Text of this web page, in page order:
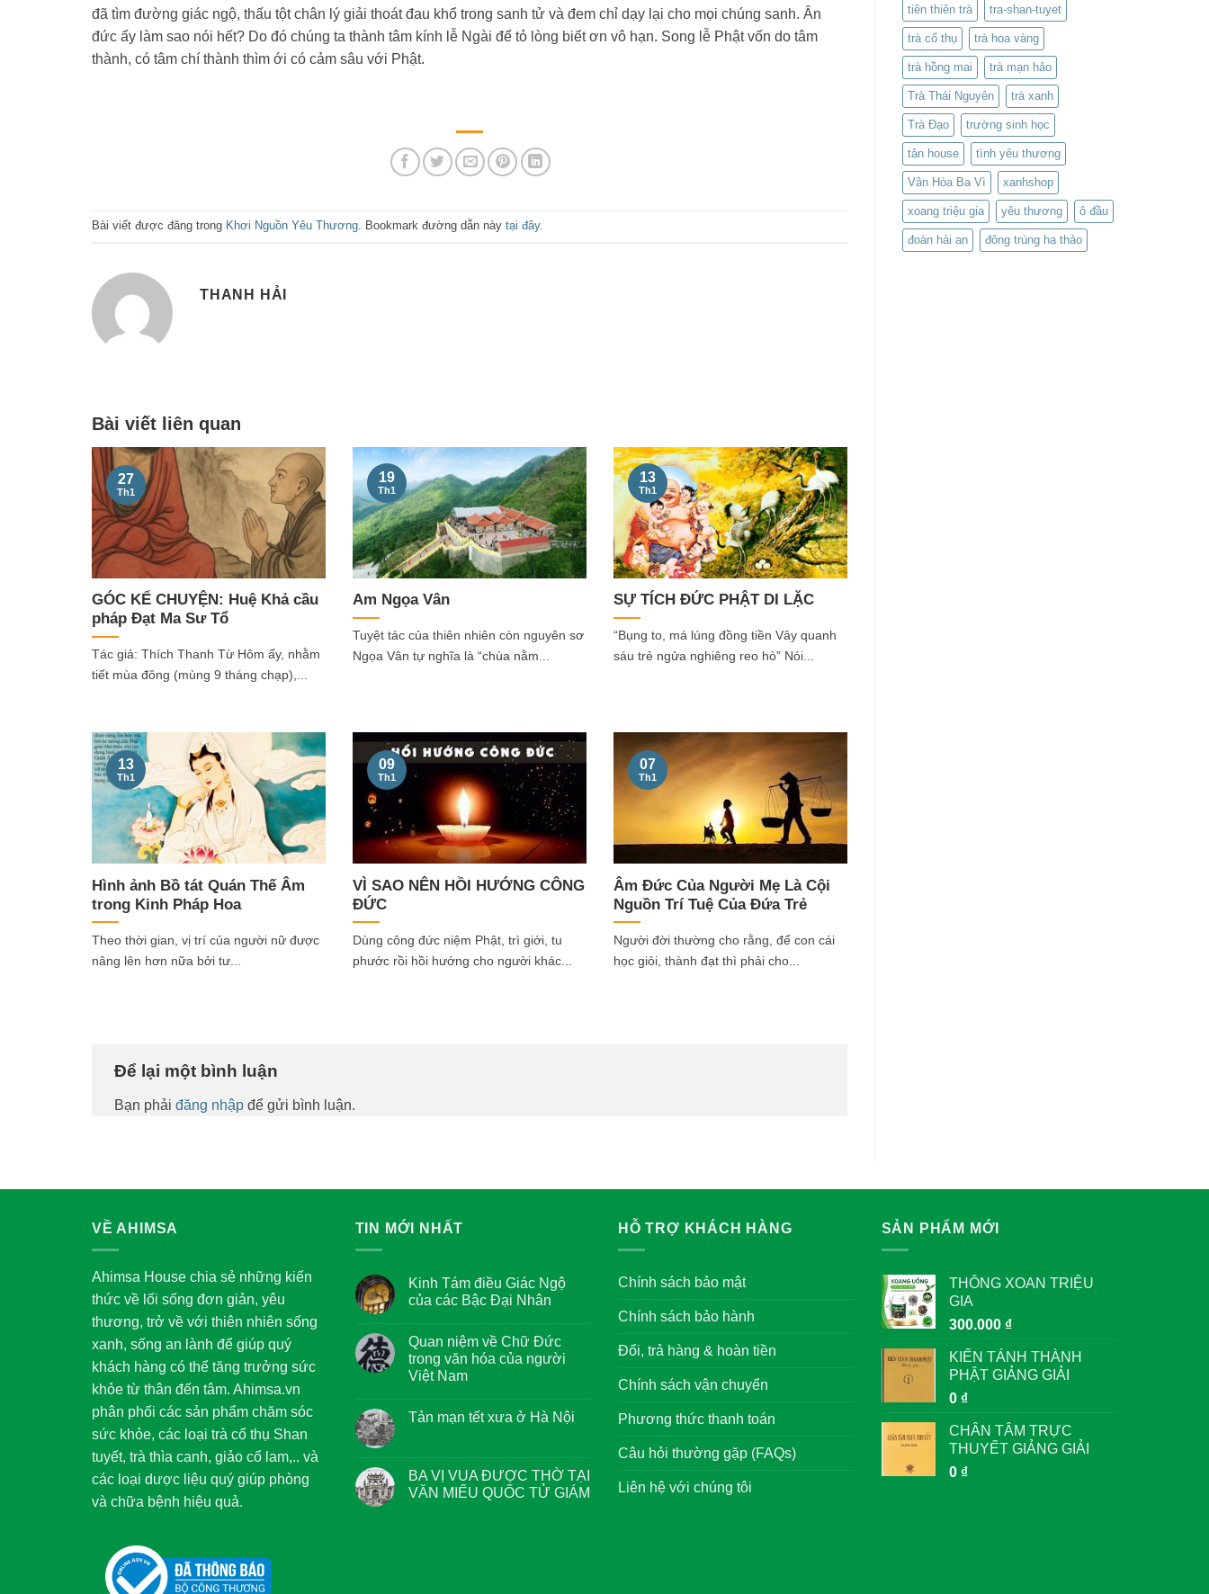
đã tìm đường giác ngộ, thấu tột chân lý giải thoát đau khổ trong sanh tử và đem chỉ dạy lại cho mọi chúng sanh. Ân
đức ấy làm sao nói hết? Do đó chúng ta thành tâm kính lễ Ngài để tỏ lòng biết ơn vô hạn. Song lễ Phật vốn do tâm
thành, có tâm chí thành thìm ới có cảm sâu với Phật.
Bài viết được đăng trong Khơi Nguồn Yêu Thương. Bookmark đường dẫn này tại đây.
THANH HẢI
Bài viết liên quan
GÓC KỂ CHUYỆN: Huệ Khả cầu
pháp Đạt Ma Sư Tổ
Tác giả: Thích Thanh Từ Hôm ấy, nhằm
tiết mùa đông (mùng 9 tháng chạp),...
27
Th1
Am Ngọa Vân
Tuyệt tác của thiên nhiên còn nguyên sơ
Ngọa Vân tự nghĩa là “chùa nằm...
19
Th1
SỰ TÍCH ĐỨC PHẬT DI LẶC
“Bụng to, má lúng đồng tiền Vây quanh
sáu trẻ ngửa nghiêng reo hò” Nói...
13
Th1
Hình ảnh Bồ tát Quán Thế Âm
trong Kinh Pháp Hoa
Theo thời gian, vị trí của người nữ được
nâng lên hơn nữa bởi tư...
13
Th1
VÌ SAO NÊN HỒI HƯỚNG CÔNG
ĐỨC
Dùng công đức niệm Phật, trì giới, tu
phước rồi hồi hướng cho người khác...
09
Th1
Âm Đức Của Người Mẹ Là Cội
Nguồn Trí Tuệ Của Đứa Trẻ
Người đời thường cho rằng, để con cái
học giỏi, thành đạt thì phải cho...
07
Th1
Để lại một bình luận
Bạn phải đăng nhập để gửi bình luận.
tiên thiên trà tra-shan-tuyet
trà cổ thụ trà hoa vàng
trà hồng mai trà mạn hảo
Trà Thái Nguyên trà xanh
Trà Đạo trường sinh học
tân house tình yêu thương
Vân Hòa Ba Vì xanhshop
xoang triệu gia yêu thương ô đầu
đoàn hải an đông trùng hạ thảo
VỀ AHIMSA
Ahimsa House chia sẻ những kiến
thức về lối sống đơn giản, yêu
thương, trở về với thiên nhiên sống
xanh, sống an lành để giúp quý
khách hàng có thể tăng trưởng sức
khỏe từ thân đến tâm. Ahimsa.vn
phân phối các sản phẩm chăm sóc
sức khỏe, các loại trà cổ thụ Shan
tuyết, trà thìa canh, giảo cổ lam,.. và
các loại dược liệu quý giúp phòng
và chữa bệnh hiệu quả.
TIN MỚI NHẤT
Kinh Tám điều Giác Ngộ
của các Bậc Đại Nhân
bình
luận
ở
Kinh
Giác
Ngộ
Đại
Nhân
Quan niệm về Chữ Đức
trong văn hóa của người
Việt Nam
bình
về
Chữ
Đức
Tản mạn tết xưa ở Hà Nội
luận
ở
Tản
BA VỊ VUA ĐƯỢC THỜ TẠI
VĂN MIẾU QUỐC TỬ GIÁM
HỖ TRỢ KHÁCH HÀNG
Chính sách bảo mật
Chính sách bảo hành
Đổi, trả hàng & hoàn tiền
Chính sách vận chuyển
Phương thức thanh toán
Câu hỏi thường gặp (FAQs)
Liên hệ với chúng tôi
SẢN PHẨM MỚI
THÔNG XOAN TRIỆU
GIA
300.000 ₫
KIẾN TÁNH THÀNH
PHẬT GIẢNG GIẢI
0 ₫
CHÂN TÂM TRỰC
THUYẾT GIẢNG GIẢI
0 ₫